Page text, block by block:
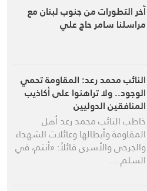
آخر التطورات من جنوب لبنان مع
مراسلنا سامر حاج علي
النائب محمد رعد: المقاومة تحمي
الوجود.. ولا تراهنوا على أكاذيب
المنافقين الدوليين
خاطب النائب محمد رعد أهل
المقاومة وأبطالها وعائلات الشهداء
والجرحى والأسرى قائلاً: «أنتم، في
السلم …